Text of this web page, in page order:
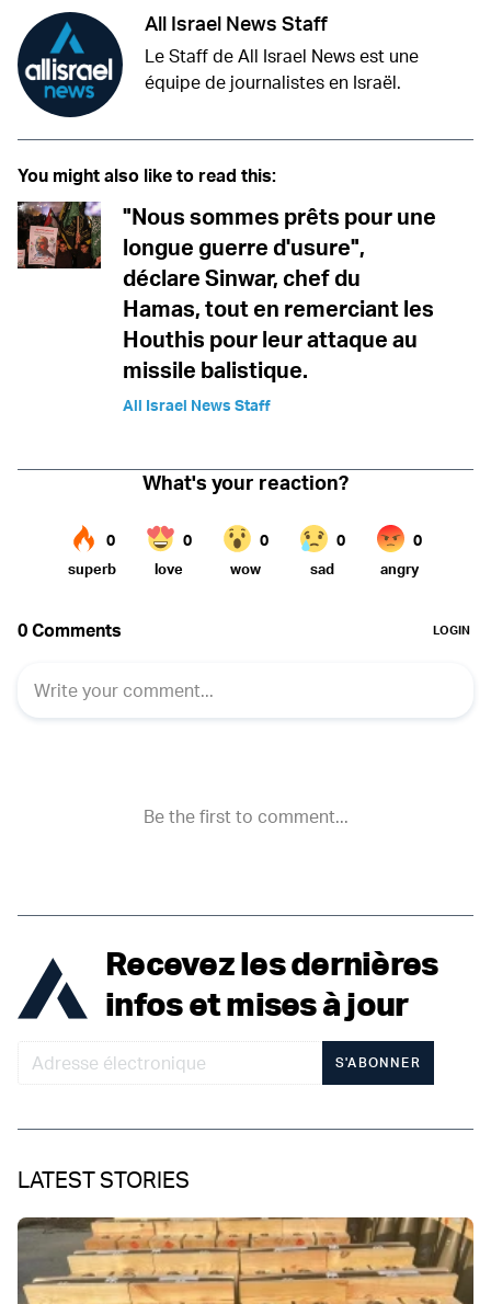
All Israel News Staff
Le Staff de All Israel News est une
équipe de journalistes en Israël.
You might also like to read this:
"Nous sommes prêts pour une
longue guerre d'usure",
déclare Sinwar, chef du
Hamas, tout en remerciant les
Houthis pour leur attaque au
missile balistique.
All Israel News Staff
Recevez les dernières
infos et mises à jour
S'ABONNER
LATEST STORIES